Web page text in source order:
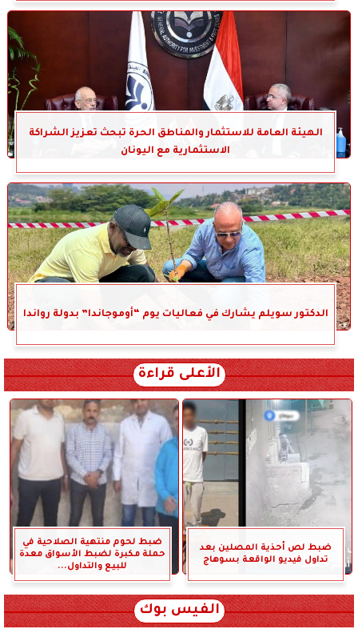
الهيئة العامة للاستثمار والمناطق الحرة تبحث تعزيز الشراكة
الاستثمارية مع اليونان
الدكتور سويلم يشارك في فعاليات يوم “أوموجاندا” بدولة رواندا
الأعلى قراءة
ضبط لص أحذية المصلين بعد
تداول فيديو الواقعة بسوهاج
ضبط لحوم منتهية الصلاحية في
حملة مكبرة لضبط الأسواق معدة
للبيع والتداول...
الفيس بوك